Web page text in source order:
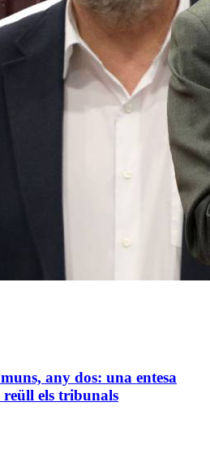
any dos: una entesa
els tribunals